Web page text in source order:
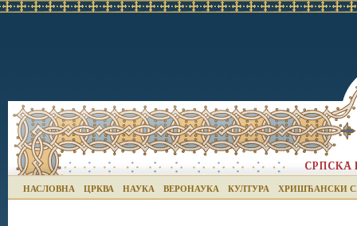
НАСЛОВНА ЦРКВА НАУКА ВЕРОНАУКА КУЛТУРА ХРИШЋАНСКИ